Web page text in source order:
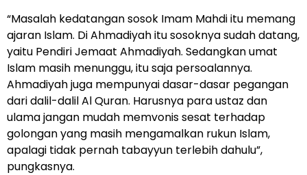
“Masalah kedatangan sosok Imam Mahdi itu memang
ajaran Islam. Di Ahmadiyah itu sosoknya sudah datang,
yaitu Pendiri Jemaat Ahmadiyah. Sedangkan umat
Islam masih menunggu, itu saja persoalannya.
Ahmadiyah juga mempunyai dasar-dasar pegangan
dari dalil-dalil Al Quran. Harusnya para ustaz dan
ulama jangan mudah memvonis sesat terhadap
golongan yang masih mengamalkan rukun Islam,
apalagi tidak pernah tabayyun terlebih dahulu”,
pungkasnya.